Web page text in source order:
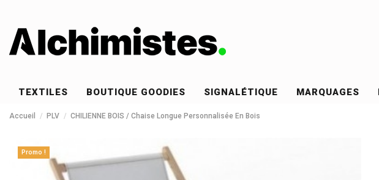
TEXTILES BOUTIQUE GOODIES SIGNALÉTIQUE MARQUAGES
Accueil PLV CHILIENNE BOIS / Chaise Longue Personnalisée En Bois
Promo !